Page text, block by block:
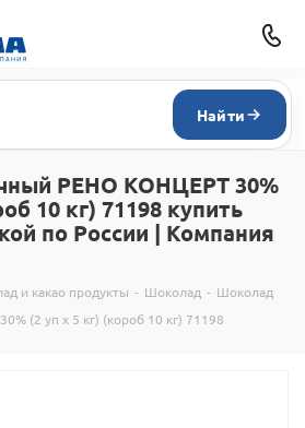
Найти
РЕНО КОНЦЕРТ 30%
10 кг) 71198 купить
по России | Компания
и какао продукты - Шоколад - Шоколад
(2 уп х 5 кг) (короб 10 кг) 71198